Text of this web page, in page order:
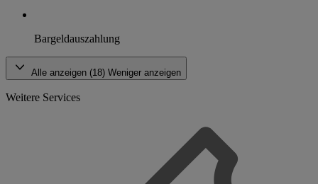
Bargeldauszahlung
Alle anzeigen (18) Weniger anzeigen
Weitere Services